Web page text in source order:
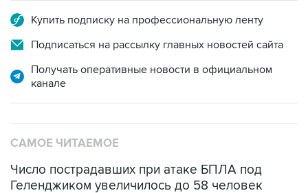
Купить подписку на профессиональную ленту
Подписаться на рассылку главных новостей сайта
Получать оперативные новости в официальном
канале
САМОЕ ЧИТАЕМОЕ
Число пострадавших при атаке БПЛА под
Геленджиком увеличилось до 58 человек